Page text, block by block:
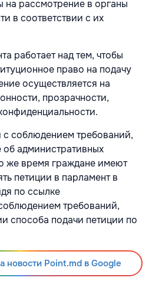
на рассмотрение в органы
в соответствии с их
работает над тем, чтобы
право на подачу
осуществляется на
прозрачности,
с соблюдением требований,
административных
же время граждане имеют
петиции в парламент в
по ссылке
требований,
способа подачи петиции по
новости Point.md в Google